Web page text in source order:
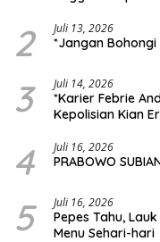
2 Juli 13, 2026
*Jangan Bohongi
3 Juli 14, 2026
*Karier Febrie
Kepolisian Kian
4 Juli 16, 2026
PRABOWO
5 Juli 16, 2026
Pepes Tahu,
Menu Sehari-hari